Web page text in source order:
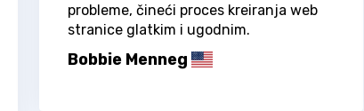
probleme, čineći proces kreiranja web
stranice glatkim i ugodnim.
Bobbie Menneg